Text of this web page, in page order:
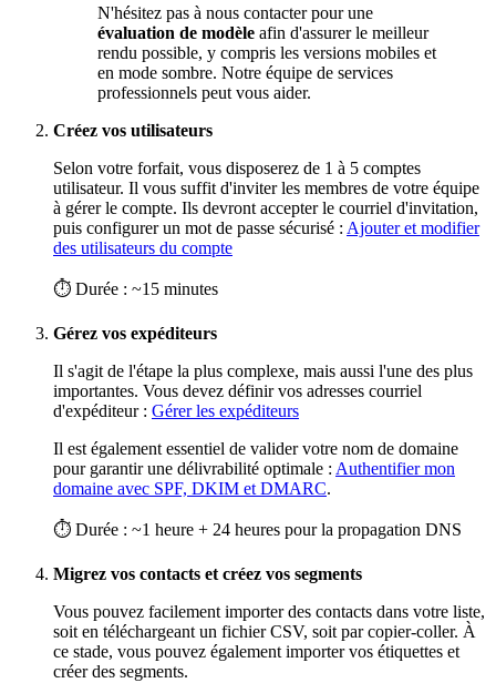
N'hésitez pas à nous contacter pour une
évaluation de modèle afin d'assurer le meilleur
rendu possible, y compris les versions mobiles et
en mode sombre. Notre équipe de services
professionnels peut vous aider.
Créez vos utilisateurs
Selon votre forfait, vous disposerez de 1 à 5 comptes
utilisateur. Il vous suffit d'inviter les membres de votre équipe
à gérer le compte. Ils devront accepter le courriel d'invitation,
puis configurer un mot de passe sécurisé : Ajouter et modifier
des utilisateurs du compte
⏱ Durée : ~15 minutes
Gérez vos expéditeurs
Il s'agit de l'étape la plus complexe, mais aussi l'une des plus
importantes. Vous devez définir vos adresses courriel
d'expéditeur : Gérer les expéditeurs
Il est également essentiel de valider votre nom de domaine
pour garantir une délivrabilité optimale : Authentifier mon
domaine avec SPF, DKIM et DMARC.
⏱ Durée : ~1 heure + 24 heures pour la propagation DNS
Migrez vos contacts et créez vos segments
Vous pouvez facilement importer des contacts dans votre liste,
soit en téléchargeant un fichier CSV, soit par copier-coller. À
ce stade, vous pouvez également importer vos étiquettes et
créer des segments.